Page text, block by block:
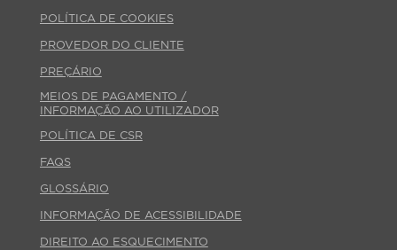
POLÍTICA DE COOKIES
PROVEDOR DO CLIENTE
PREÇÁRIO
MEIOS DE PAGAMENTO /
INFORMAÇÃO AO UTILIZADOR
POLÍTICA DE CSR
FAQS
GLOSSÁRIO
INFORMAÇÃO DE ACESSIBILIDADE
DIREITO AO ESQUECIMENTO